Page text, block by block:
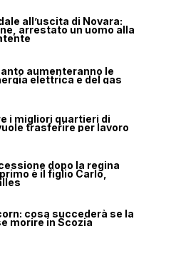
all’uscita di Novara:
arrestato un uomo alla
aumenteranno le
elettrica e del gas
i migliori quartieri di
trasferire per lavoro
dopo la regina
è il figlio Carlo,
cosa succederà se la
morire in Scozia